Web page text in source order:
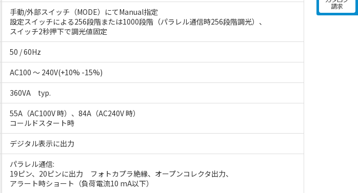
手動/外部スイッチ（MODE）にてManual指定
設定スイッチによる256段階または1000段階（パラレル通信時256段階調光）、
スイッチ2秒押下で調光値固定
50 / 60Hz
AC100 ～ 240V(+10% -15%)
360VA typ.
55A（AC100V 時）、84A（AC240V 時）
コールドスタート時
デジタル表示に出力
パラレル通信:
19ピン、20ピンに出力 フォトカプラ絶縁、オープンコレクタ出力、
アラート時ショート（負荷電流10 mA以下）